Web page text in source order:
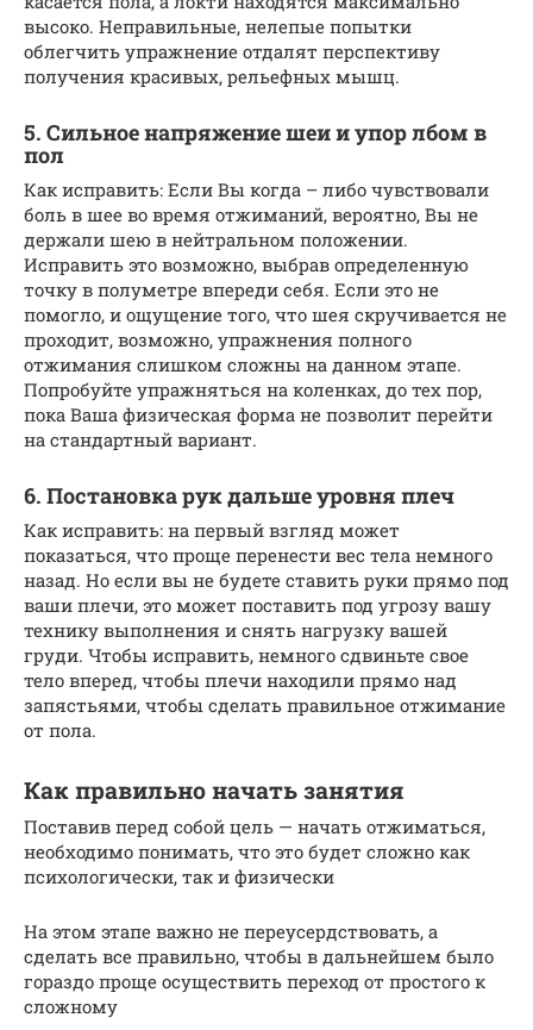
высоко. Неправильные, нелепые попытки
облегчить упражнение отдалят перспективу
получения красивых, рельефных мышц.
5. Сильное напряжение шеи и упор лбом в
пол
Как исправить: Если Вы когда – либо чувствовали
боль в шее во время отжиманий, вероятно, Вы не
держали шею в нейтральном положении.
Исправить это возможно, выбрав определенную
точку в полуметре впереди себя. Если это не
помогло, и ощущение того, что шея скручивается не
проходит, возможно, упражнения полного
отжимания слишком сложны на данном этапе.
Попробуйте упражняться на коленках, до тех пор,
пока Ваша физическая форма не позволит перейти
на стандартный вариант.
6. Постановка рук дальше уровня плеч
Как исправить: на первый взгляд может
показаться, что проще перенести вес тела немного
назад. Но если вы не будете ставить руки прямо под
ваши плечи, это может поставить под угрозу вашу
технику выполнения и снять нагрузку вашей
груди. Чтобы исправить, немного сдвиньте свое
тело вперед, чтобы плечи находили прямо над
запястьями, чтобы сделать правильное отжимание
от пола.
Как правильно начать занятия
Поставив перед собой цель — начать отжиматься,
необходимо понимать, что это будет сложно как
психологически, так и физически
На этом этапе важно не переусердствовать, а
сделать все правильно, чтобы в дальнейшем было
гораздо проще осуществить переход от простого к
сложному